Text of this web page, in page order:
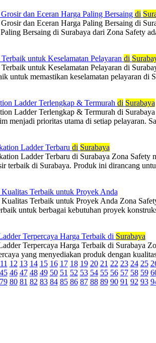
dan Eceran Harga Paling Bersaing di
dan Eceran Harga Paling Bersaing di
Bersaing di Surabaya dari Zona Safety
untuk Keselamatan Pelayaran di
untuk Keselamatan Pelayaran di
untuk memastikan keselamatan pelayaran di
Ladder Terlengkap & Termurah di Surabaya
Ladder Terlengkap & Termurah di
menjadi prioritas utama di setiap pelayaran.
Ladder Terbaru di Surabaya
Ladder Terbaru di Surabaya Zona Safety
terbaik di Surabaya. Produk ini dirancang
Terbaik untuk Proyek Anda
Terbaik untuk Proyek Anda Zona
untuk berbagai kebutuhan proyek
Terpercaya Harga Terbaik di Surabaya
Terpercaya Harga Terbaik di Surabaya
yang menyediakan produk dengan
11 12 13 14 15 16 17 18 19 20 21 22 23 24 25
45 46 47 48 49 50 51 52 53 54 55 56 57 58 59
79 80 81 82 83 84 85 86 87 88 89 90 91 92 93